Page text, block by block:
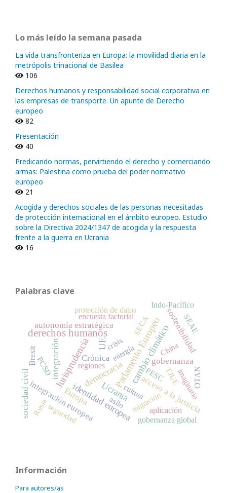
Lo más leído la semana pasada
La vida transfronteriza en Europa: la movilidad diaria en la
metrópolis trinacional de Basilea
106
Derechos humanos y responsabilidad social corporativa en
las empresas de transporte. Un apunte de Derecho
europeo
82
Presentación
40
Predicando normas, pervirtiendo el derecho y comerciando
armas: Palestina como prueba del poder normativo
europeo
21
Acogida y derechos sociales de las personas necesitadas
de protección internacional en el ámbito europeo. Estudio
sobre la Directiva 2024/1347 de acogida y la respuesta
frente a la guerra en Ucrania
16
Palabras clave
derechos humanos Parlamento Europeo
UE cambio climático
Jurisprudenciademocracia
identidad europea
Ucrania
autonomía estratégica
Europa
Crónica
integración gobernanza
acceso a la justicia
integración europea
sociedad civil
sostenibilidad
migración
crisis
PCSD regiones
Rusia
Brexit
gobernanza global
encuesta factorial
protección de datos
cultura
PESC imaginario
seguridad
energía
Indo-Pacífico
China
TJUE OTAN
SEAE
aplicación
SECA
asilo
Información
Para autores/as